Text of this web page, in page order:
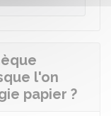
l'on
papier ?